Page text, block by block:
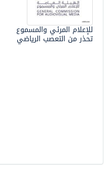
للإعلام المرئي والمسموع
تحذر من التعصب الرياضي